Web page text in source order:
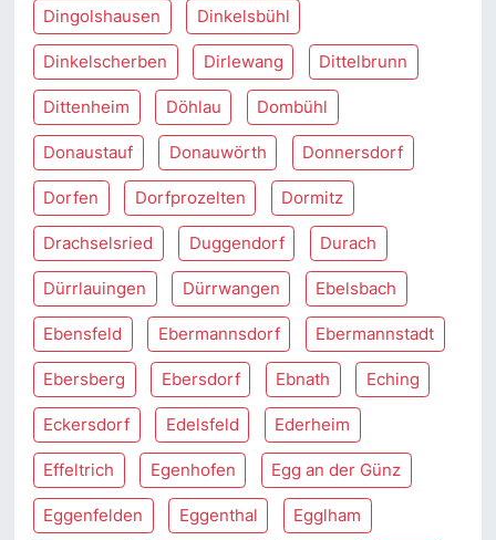
Dingolshausen Dinkelsbühl
Dinkelscherben Dirlewang Dittelbrunn
Dittenheim Döhlau Dombühl
Donaustauf Donauwörth Donnersdorf
Dorfen Dorfprozelten Dormitz
Drachselsried Duggendorf Durach
Dürrlauingen Dürrwangen Ebelsbach
Ebensfeld Ebermannsdorf Ebermannstadt
Ebersberg Ebersdorf Ebnath Eching
Eckersdorf Edelsfeld Ederheim
Effeltrich Egenhofen Egg an der Günz
Eggenfelden Eggenthal Egglham